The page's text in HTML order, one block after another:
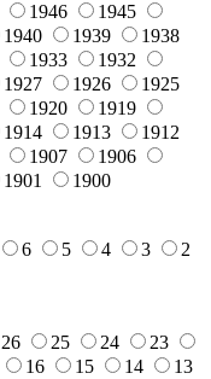
1946
1945
1940 1939
1938
1933
1932
1927 1926
1925
1920
1919
1914 1913
1912
1907
1906
1901 1900
6 5 4 3
2
26 25 24
23
16 15 14
13